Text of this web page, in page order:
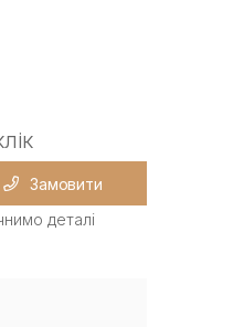
Замовити
деталі